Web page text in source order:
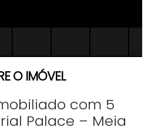
O IMÓVEL
com 5
Palace – Meia